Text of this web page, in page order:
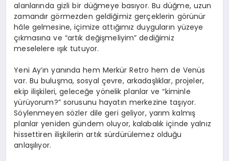
alanlarında gizli bir düğmeye basıyor. Bu düğme, uzun
zamandır görmezden geldiğimiz gerçeklerin görünür
hâle gelmesine, içimize attığımız duyguların yüzeye
çıkmasına ve “artık değişmeliyim” dediğimiz
meselelere ışık tutuyor.
Yeni Ay’ın yanında hem Merkür Retro hem de Venüs
var. Bu buluşma, sosyal çevre, arkadaşlıklar, projeler,
ekip ilişkileri, geleceğe yönelik planlar ve “kiminle
yürüyorum?” sorusunu hayatın merkezine taşıyor.
Söylenmeyen sözler dilegeri geliyor, yarım kalmış
planlar yeniden gündem oluyor, kalabalık içinde yalnız
hissettiren ilişkilerin artık sürdürülemez olduğu
anlaşılıyor.